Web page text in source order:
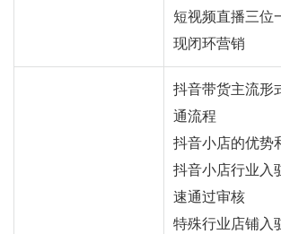
短视频直播三位
现闭环营销
抖音带货主流形
通流程
抖音小店的优势
抖音小店行业入
速通过审核
特殊行业店铺入